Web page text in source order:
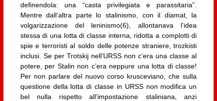
definendola: una “casta privilegiata e parassitaria”.
Mentre dall’altra parte lo stalinismo, con il diamat, la
volgarizzazione del leninismo(6), allontanava l’idea
stessa di una lotta di classe interna, ridotta a complotti di
spie e terroristi al soldo delle potenze straniere, trozkisti
inclusi. Se per Trotskij nell’URSS non c’era una classe al
potere, per Stalin non c’era neppure una lotta di classe!
Per non parlare del nuovo corso krusceviano, che sulla
questione della lotta di classe in URSS non modifica un
bel nulla rispetto all’impostazione staliniana, anzi